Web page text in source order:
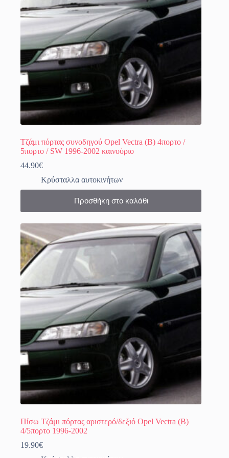
Τζάμι πόρτας συνοδηγού Opel Vectra (B) 4πορτο /
5πορτο / SW 1996-2002 καινούριο
44.90€
Κρύσταλλα αυτοκινήτων
Προσθήκη στο καλάθι
Πίσω Τζάμι πόρτας αριστερό/δεξιό Opel Vectra (B)
4/5πορτο 1996-2002
19.90€